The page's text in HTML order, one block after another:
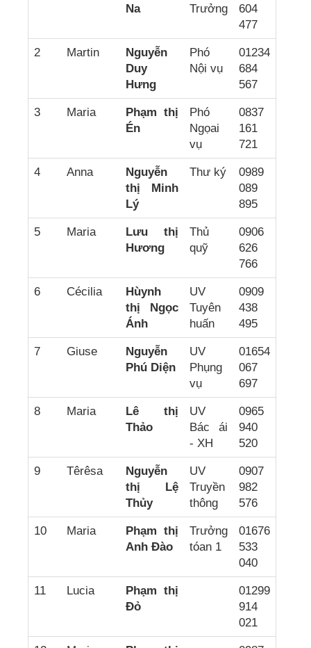
Na
Trưởng
604
477
2 Martin
Nguyễn
Duy
Hưng
Phó
Nội vụ
01234
684
567
3 Maria
Phạm thị
Én
Phó
Ngọai
vụ
0837
161
721
4 Anna
Nguyễn
thị Minh
Lý
Thư ký
0989
089
895
5 Maria
Lưu thị
Hương
Thủ
quỹ
0906
626
766
6 Cécilia
Hùynh
thị Ngọc
Ánh
UV
Tuyên
huấn
0909
438
495
7 Giuse
Nguyễn
Phú Diện
UV
Phụng
vụ
01654
067
697
8 Maria
Lê thị
Thảo
UV
Bác ái
- XH
0965
940
520
9 Têrêsa
Nguyễn
thị Lệ
Thủy
UV
Truyền
thông
0907
982
576
10 Maria
Phạm thị
Anh Đào
Trưởng
tóan 1
01676
533
040
11 Lucia
Phạm thị
Đỏ
01299
914
021